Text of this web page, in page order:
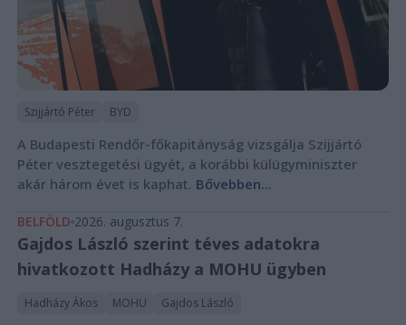
Szijjártó Péter BYD
A Budapesti Rendőr-főkapitányság vizsgálja Szijjártó
Péter vesztegetési ügyét, a korábbi külügyminiszter
akár három évet is kaphat. Bővebben...
BELFÖLD 2026. augusztus 7.
Gajdos László szerint téves adatokra
hivatkozott Hadházy a MOHU ügyben
Hadházy Ákos MOHU Gajdos László